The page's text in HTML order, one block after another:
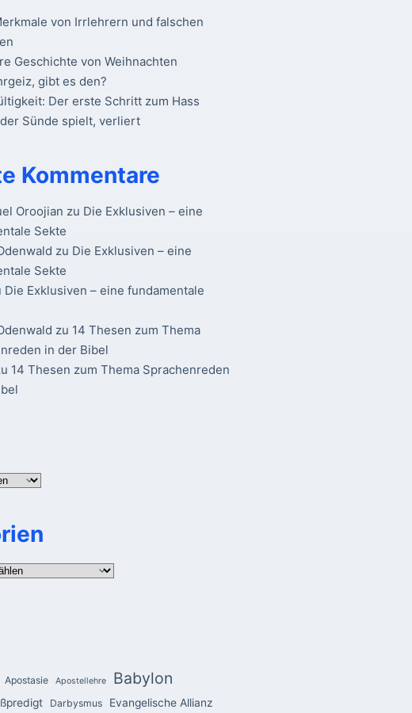
von Irrlehrern und falschen
Geschichte von Weihnachten
gibt es den?
Der erste Schritt zum Hass
Sünde spielt, verliert
Kommentare
Oroojian zu Die Exklusiven – eine
Sekte
zu Die Exklusiven – eine
Sekte
Die Exklusiven – eine fundamentale
zu 14 Thesen zum Thema
in der Bibel
14 Thesen zum Thema Sprachenreden
Apostasie Apostellehre Babylon
Darbysmus Evangelische Allianz